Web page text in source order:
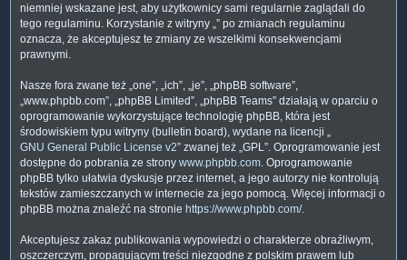
niemniej wskazane jest, aby użytkownicy sami regularnie zaglądali do
tego regulaminu. Korzystanie z witryny „” po zmianach regulaminu
oznacza, że akceptujesz te zmiany ze wszelkimi konsekwencjami
prawnymi.
Nasze fora zwane też „one”, „ich”, „je”, „phpBB software”,
„www.phpbb.com”, „phpBB Limited”, „phpBB Teams” działają w oparciu o
oprogramowanie wykorzystujące technologię phpBB, która jest
środowiskiem typu witryny (bulletin board), wydane na licencji „
GNU General Public License v2” zwanej też „GPL”. Oprogramowanie jest
dostępne do pobrania ze strony www.phpbb.com. Oprogramowanie
phpBB tylko ułatwia dyskusje przez internet, a jego autorzy nie kontrolują
tekstów zamieszczanych w internecie za jego pomocą. Więcej informacji o
phpBB można znaleźć na stronie https://www.phpbb.com/.
Akceptujesz zakaz publikowania wypowiedzi o charakterze obraźliwym,
oszczerczym, propagującym treści niezgodne z polskim prawem lub